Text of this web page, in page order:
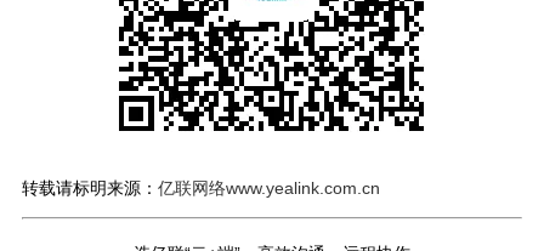
转载请标明来源： 亿联网络www.yealink.com.cn